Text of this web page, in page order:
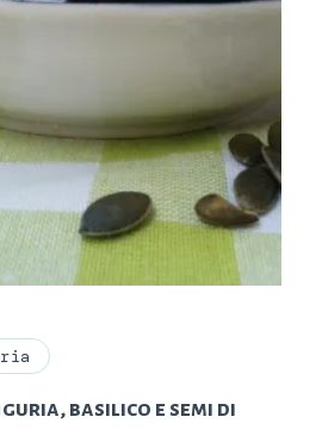
basilico e semi di